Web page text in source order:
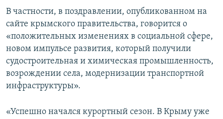
В частности, в поздравлении, опубликованном на
сайте крымского правительства, говорится о
«положительных изменениях в социальной сфере,
новом импульсе развития, который получили
судостроительная и химическая промышленность,
возрождении села, модернизации транспортной
инфраструктуры».
«Успешно начался курортный сезон. В Крыму уже